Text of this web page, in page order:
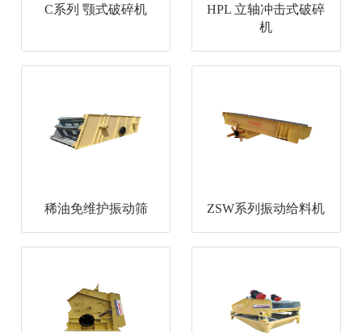
C系列 颚式破碎机
HPL 立轴冲击式破碎
机
稀油免维护振动筛 ZSW系列振动给料机